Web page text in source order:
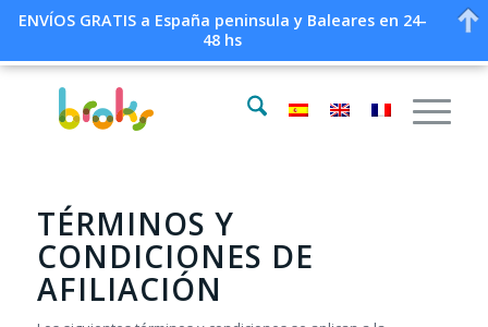
TÉRMINOS Y
CONDICIONES DE
AFILIACIÓN
ENVÍOS GRATIS a España peninsula y Baleares en 24-
48 hs